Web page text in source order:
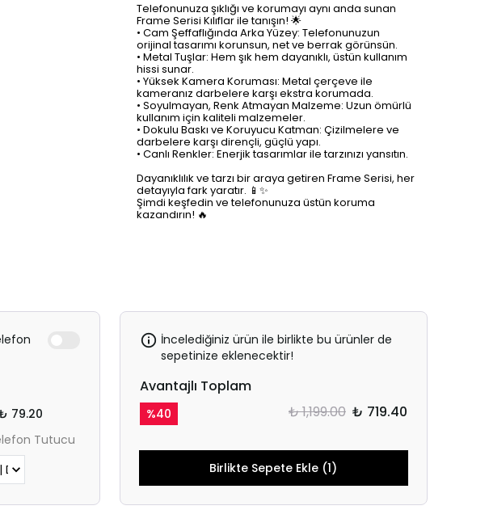
Telefonunuza şıklığı ve korumayı aynı anda sunan
Frame Serisi Kılıflar ile tanışın! 🌟
• Cam Şeffaflığında Arka Yüzey: Telefonunuzun
orijinal tasarımı korunsun, net ve berrak görünsün.
• Metal Tuşlar: Hem şık hem dayanıklı, üstün kullanım
hissi sunar.
• Yüksek Kamera Koruması: Metal çerçeve ile
kameranız darbelere karşı ekstra korumada.
• Soyulmayan, Renk Atmayan Malzeme: Uzun ömürlü
kullanım için kaliteli malzemeler.
• Dokulu Baskı ve Koruyucu Katman: Çizilmelere ve
darbelere karşı dirençli, güçlü yapı.
• Canlı Renkler: Enerjik tasarımlar ile tarzınızı yansıtın.
Dayanıklılık ve tarzı bir araya getiren Frame Serisi, her
detayıyla fark yaratır. 📱✨
Şimdi keşfedin ve telefonunuza üstün koruma
kazandırın! 🔥
79.20
Tutucu
İncelediğiniz ürün ile birlikte bu ürünler de
sepetinize eklenecektir!
Avantajlı Toplam
%40 ₺ 1,199.00 ₺ 719.40
Birlikte Sepete Ekle (1)